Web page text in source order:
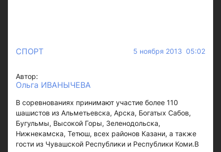
СПОРТ 5 ноября 2013 05:02
Автор:
Ольга ИВАНЫЧЕВА
В соревнованиях принимают участие более 110
шашистов из Альметьевска, Арска, Богатых Сабов,
Бугульмы, Высокой Горы, Зеленодольска,
Нижнекамска, Тетюш, всех районов Казани, а также
гости из Чувашской Республики и Республики Коми.В